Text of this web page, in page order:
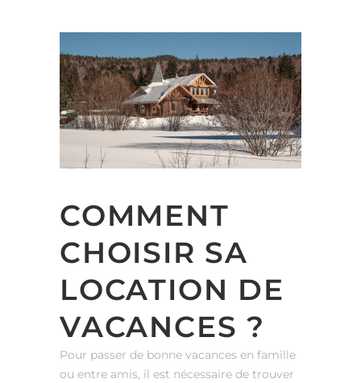
COMMENT
CHOISIR SA
LOCATION DE
VACANCES ?
Pour passer de bonne vacances en famille
ou entre amis, il est nécessaire de trouver